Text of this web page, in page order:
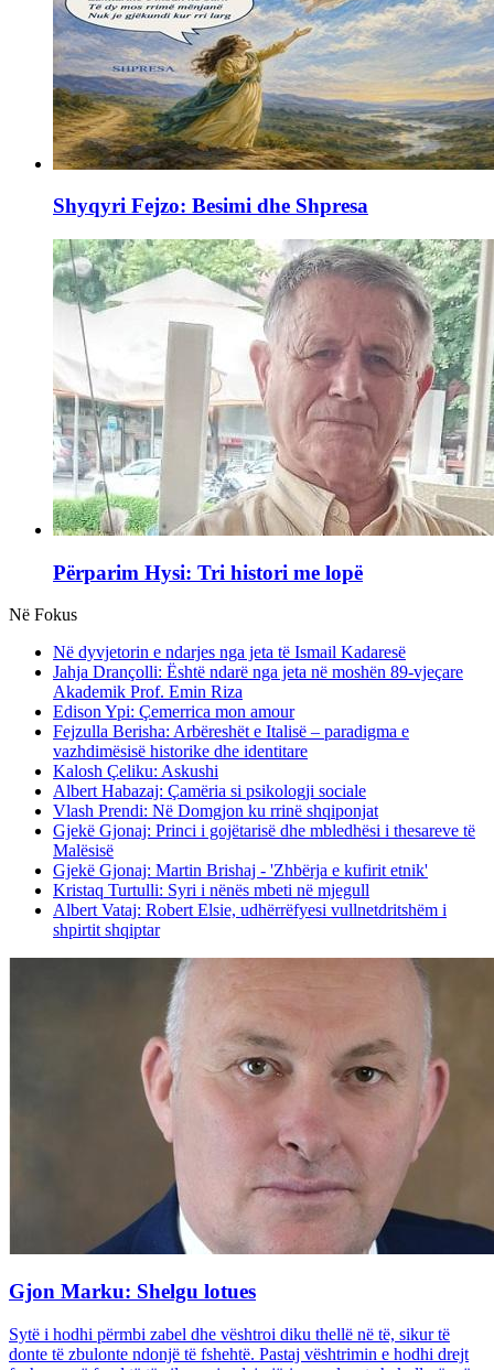
Shyqyri Fejzo: Besimi dhe Shpresa
Përparim Hysi: Tri histori me lopë
Në Fokus
Në dyvjetorin e ndarjes nga jeta të Ismail Kadaresë
Jahja Drançolli: Është ndarë nga jeta në moshën 89-vjeçare
Akademik Prof. Emin Riza
Edison Ypi: Çemerrica mon amour
Fejzulla Berisha: Arbëreshët e Italisë – paradigma e
vazhdimësisë historike dhe identitare
Kalosh Çeliku: Askushi
Albert Habazaj: Çamëria si psikologji sociale
Vlash Prendi: Në Domgjon ku rrinë shqiponjat
Gjekë Gjonaj: Princi i gojëtarisë dhe mbledhësi i thesareve të
Malësisë
Gjekë Gjonaj: Martin Brishaj - 'Zhbërja e kufirit etnik'
Kristaq Turtulli: Syri i nënës mbeti në mjegull
Albert Vataj: Robert Elsie, udhërrëfyesi vullnetdritshëm i
shpirtit shqiptar
Gjon Marku: Shelgu lotues
Sytë i hodhi përmbi zabel dhe vështroi diku thellë në të, sikur të
donte të zbulonte ndonjë të fshehtë. Pastaj vështrimin e hodhi drejt